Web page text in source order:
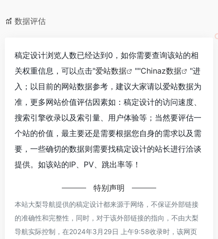
数据评估
稿定设计浏览人数已经达到0，如你需要查询该站的相
关权重信息，可以点击"爱站数据 ""Chinaz数据
"进
入；以目前的网站数据参考，建议大家请以爱站数据为
准，更多网站价值评估因素如：稿定设计的访问速度、
搜索引擎收录以及索引量、用户体验等；当然要评估一
个站的价值，最主要还是需要根据您自身的需求以及需
要，一些确切的数据则需要找稿定设计的站长进行洽谈
提供。如该站的IP、PV、跳出率等！
特别声明
本站大梨导航提供的稿定设计都来源于网络，不保证外部链接
的准确性和完整性，同时，对于该外部链接的指向，不由大梨
导航实际控制，在2024年3月29日 上午9:58收录时，该网页